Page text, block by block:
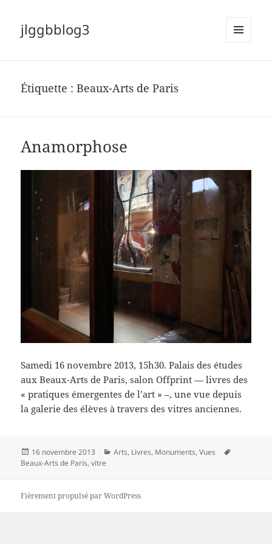
jlggbblog3
Étiquette :Beaux-Arts de Paris
Anamorphose
Samedi 16 novembre 2013, 15h30. Palais des études
aux Beaux-Arts de Paris, salon Offprint — livres des
« pratiques émergentes de l’art » –, une vue depuis
la galerie des élèves à travers des vitres anciennes.
Publié
le
16 novembre 2013 Catégories
Arts, Livres, Monuments,Vues
Beaux-Arts de Paris,vitre
Fièrement propulsé par WordPress